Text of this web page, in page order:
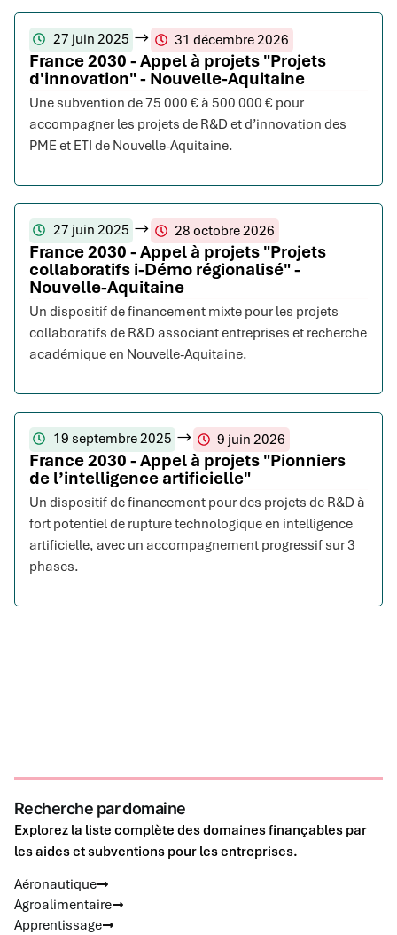
27 juin 2025 31 décembre 2026
France 2030 - Appel à projets "Projets
d'innovation" - Nouvelle-Aquitaine
Une subvention de 75 000 € à 500 000 € pour
accompagner les projets de R&D et d’innovation des
PME et ETI de Nouvelle-Aquitaine.
27 juin 2025 28 octobre 2026
France 2030 - Appel à projets "Projets
collaboratifs i-Démo régionalisé" -
Nouvelle-Aquitaine
Un dispositif de financement mixte pour les projets
collaboratifs de R&D associant entreprises et recherche
académique en Nouvelle-Aquitaine.
19 septembre 2025 9 juin 2026
France 2030 - Appel à projets "Pionniers
de l’intelligence artificielle"
Un dispositif de financement pour des projets de R&D à
fort potentiel de rupture technologique en intelligence
artificielle, avec un accompagnement progressif sur 3
phases.
Recherche par domaine
Explorez la liste complète des domaines finançables par
les aides et subventions pour les entreprises.
Aéronautique
Agroalimentaire
Apprentissage